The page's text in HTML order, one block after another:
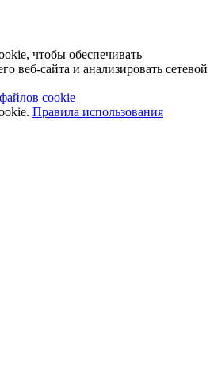
чтобы обеспечивать
веб-сайта и анализировать сетевой
cookie
Правила использования